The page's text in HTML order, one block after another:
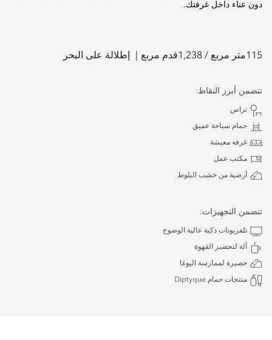
دون عناء داخل غرفتك.
115متر مربع / 1,238قدم مربع إطلالة على البحر
تتضمن أبرز النقاط:
تراس
حمام سباحة عميق
غرفة معيشة
مكتب عمل
أرضية من خشب البلوط
تتضمن التجهيزات:
تلفزيونات ذكية عالية الوضوح
آلة لتحضير القهوة
حصيرة لممارسة اليوغا
منتجات حمام Diptyque